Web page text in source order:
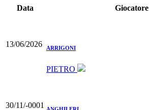
Data Giocatore
13/06/2026 ARRIGONI
PIETRO
30/11/-0001